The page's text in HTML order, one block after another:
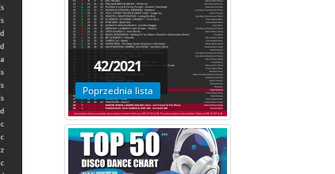
42/2021
Poprzednia lista